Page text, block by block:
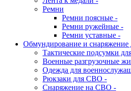
Ремни
Ремни поясные -
Ремни ружейные -
Ремни уставные -
Обмундирование и
Тактические подсумки
Военные разгрузочные
Одежда для
Рюкзаки для СВО -
Снаряжение на СВО -